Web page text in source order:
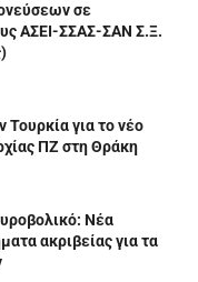
σε
ΑΣΕΙ-ΣΣΑΣ-ΣΑΝ Σ.Ξ.
Τουρκία για το νέο
ΠΖ στη Θράκη
Νέα
ακριβείας για τα